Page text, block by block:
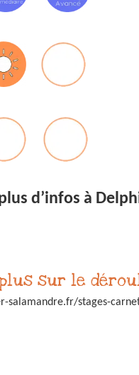
d’infos à
sur le
salamandre.fr/stages-